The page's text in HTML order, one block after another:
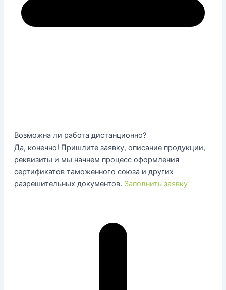
Возможна ли работа дистанционно?
Да, конечно! Пришлите заявку, описание продукции,
реквизиты и мы начнем процесс оформления
сертификатов таможенного союза и других
разрешительных документов. Заполнить заявку